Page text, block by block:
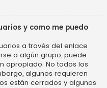
y como me puedo
a través del enlace
a algún grupo, puede
apropiado. No todos los
algunos requieren
están cerrados y algunos